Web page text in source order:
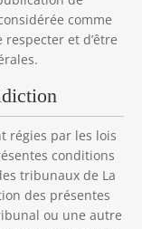
comme
et d’être
régies par les lois
conditions
tribunaux de La
des présentes
ou une autre